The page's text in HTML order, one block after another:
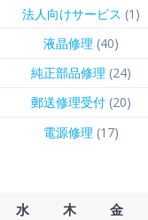
法人向けサービス (1)
液晶修理 (40)
純正部品修理 (24)
郵送修理受付(20)
電源修理 (17)
水 木 金